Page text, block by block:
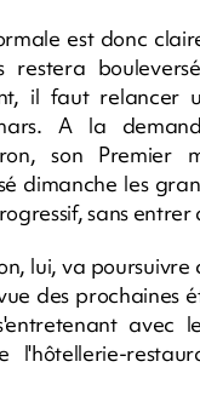
est donc
restera
il faut relancer
A la
son Premier
dimanche les
sans entrer
lui, va poursuivre
des prochaines
avec
l'hôtellerie-